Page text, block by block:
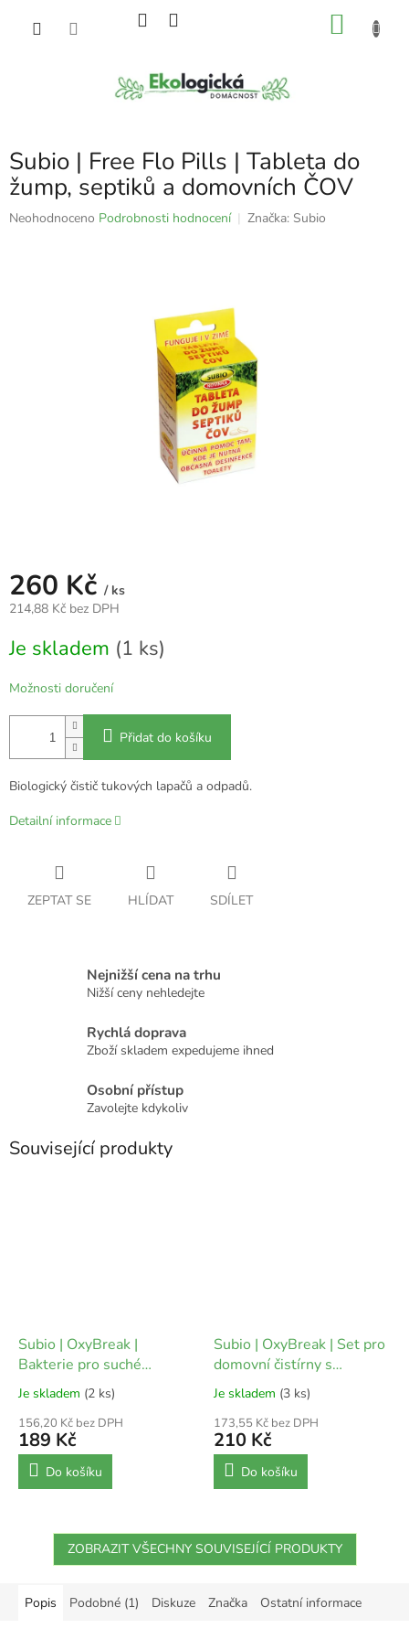
Subio | Free Flo Pills | Tableta do
žump, septiků a domovních ČOV
Průměrné
Neohodnoceno Podrobnosti hodnocení Značka: Subio
260 Kč / ks
214,88 Kč bez DPH
cena:
Je skladem (1 ks)
Možnosti doručení
Přidat do košíku
Biologický čistič tukových lapačů a odpadů.
Detailní informace
ZEPTAT SE HLÍDAT SDÍLET
Nejnižší cena na trhu
Nižší ceny nehledejte
Rychlá doprava
Zboží skladem expedujeme ihned
Osobní přístup
Zavolejte kdykoliv
Související produkty
Subio | OxyBreak |
Bakterie pro suché
záchody s urychlovačem
Je skladem (2 ks)
156,20 Kč bez DPH
189 Kč
Do košíku
Subio | OxyBreak | Set pro
domovní čistírny s
urychlovačem
Je skladem (3 ks)
173,55 Kč bez DPH
210 Kč
Do košíku
ZOBRAZIT VŠECHNY SOUVISEJÍCÍ PRODUKTY
Popis Podobné (1) Diskuze Značka Ostatní informace